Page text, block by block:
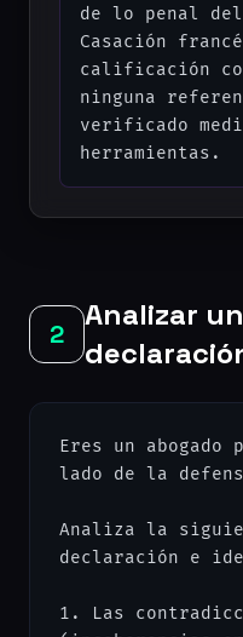
de lo penal
Casación
calificación
ninguna
verificado
herramientas.
2
Analizar
Eres un
lado de la
Analiza la
declaración e
1. Las